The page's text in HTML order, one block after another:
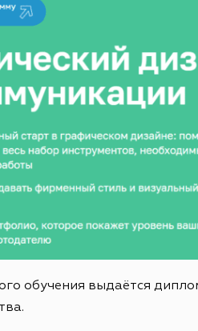
обучения выдаётся